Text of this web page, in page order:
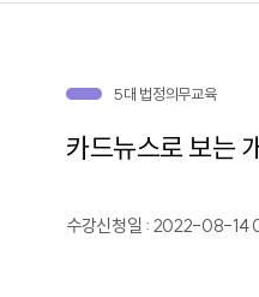
5대 법정의무교육
카드뉴스로 보는
수강신청일 : 2022-08-14